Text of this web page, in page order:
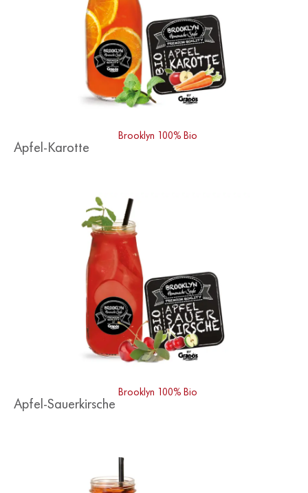
Brooklyn 100% Bio
Apfel-Karotte
Brooklyn 100% Bio
Apfel-Sauerkirsche